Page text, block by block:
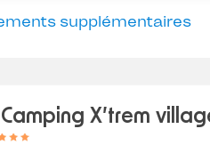
supplémentaires
Camping X’trem